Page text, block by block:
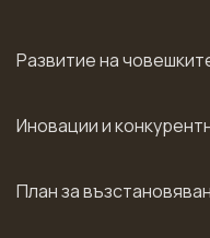
Развитие на
Иновации и
План за